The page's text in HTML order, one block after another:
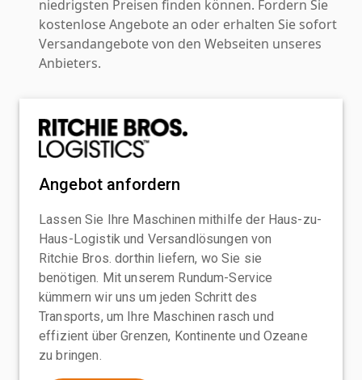
niedrigsten Preisen finden können. Fordern Sie
kostenlose Angebote an oder erhalten Sie sofort
Versandangebote von den Webseiten unseres
Anbieters.
Angebot anfordern
Lassen Sie Ihre Maschinen mithilfe der Haus-zu-
Haus-Logistik und Versandlösungen von
Ritchie Bros. dorthin liefern, wo Sie sie
benötigen. Mit unserem Rundum-Service
kümmern wir uns um jeden Schritt des
Transports, um Ihre Maschinen rasch und
effizient über Grenzen, Kontinente und Ozeane
zu bringen.